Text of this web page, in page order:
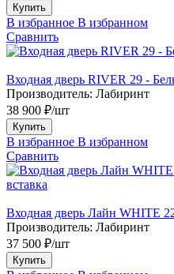
Купить
В избранное В избранном
Сравнить
Входная дверь RIVER 29 -
Производитель: Лабиринт
38 900 ₽/шт
Купить
В избранное В избранном
Сравнить
Входная дверь Лайн WHITE
Производитель: Лабиринт
37 500 ₽/шт
Купить